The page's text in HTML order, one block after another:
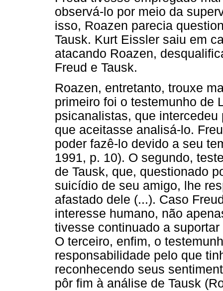
observá-lo por meio da
isso, Roazen parecia
Tausk. Kurt Eissler saiu em
atacando Roazen,
Freud e Tausk.
Roazen, entretanto, trouxe
primeiro foi o testemunho de
psicanalistas, que intercedeu
que aceitasse analisá-lo.
poder fazê-lo devido a seu
1991, p. 10). O segundo,
de Tausk, que, questionado
suicídio de seu amigo, lhe
afastado dele (...). Caso
interesse humano, não
tivesse continuado a
O terceiro, enfim, o
responsabilidade pelo que
reconhecendo seus
pôr fim à análise de Tausk